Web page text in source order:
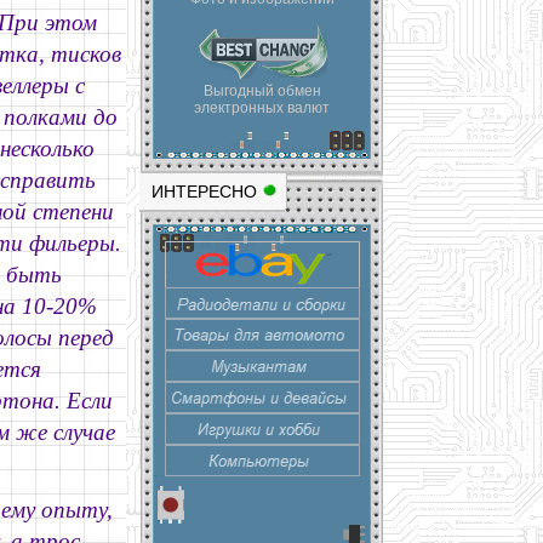
Выгодный обмен
электронных валют
ИНТЕРЕСНО
При этом
тисков
с
до
степени
фильеры.
быть
10-20%
перед
Если
же случае
опыту,